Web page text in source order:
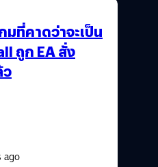
ที่คาดว่าจะเป็น
ถูก EA สั่ง
ago